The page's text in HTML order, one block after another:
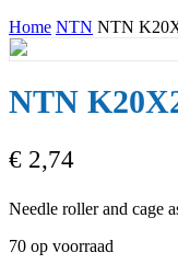
Home NTN NTN
NTN
€ 2,74
Needle roller and cage
70 op voorraad